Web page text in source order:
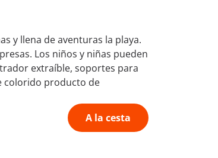
y llena de aventuras la playa.
Los niños y niñas pueden
extraíble, soportes para
colorido producto de
A la cesta